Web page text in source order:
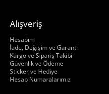
Alışveriş
Hesabım
İade, Değişim ve Garanti
Kargo ve Sipariş Takibi
Güvenlik ve Ödeme
Sticker ve Hediye
Hesap Numaralarımız